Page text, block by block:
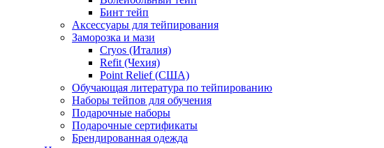
Бинт тейп
Аксессуары для тейпирования
Заморозка и мази
Cryos (Италия)
Refit (Чехия)
Point Relief (США)
Обучающая литература по тейпированию
Наборы тейпов для обучения
Подарочные наборы
Подарочные сертификаты
Брендированная одежда